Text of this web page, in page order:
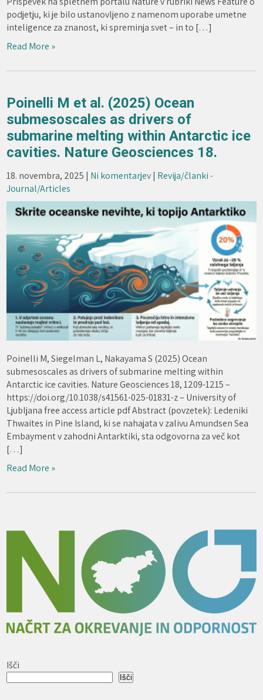
podjetju, ki je bilo ustanovljeno z namenom uporabe umetne
inteligence za znanost, ki spreminja svet – in to […]
Read More »
Poinelli M et al. (2025) Ocean
submesoscales as drivers of
submarine melting within Antarctic ice
cavities. Nature Geosciences 18.
18. novembra, 2025 | Ni komentarjev| Revija/članki -
Journal/Articles
Poinelli M, Siegelman L, Nakayama S (2025) Ocean
submesoscales as drivers of submarine melting within
Antarctic ice cavities. Nature Geosciences 18, 1209-1215 –
https://doi.org/10.1038/s41561-025-01831-z – University of
Ljubljana free access article pdf Abstract (povzetek): Ledeniki
Thwaites in Pine Island, ki se nahajata v zalivu Amundsen Sea
Embayment v zahodni Antarktiki, sta odgovorna za več kot
[…]
Read More »
Išči
Išči